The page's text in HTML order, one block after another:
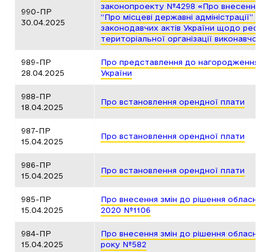
990-ПР
30.04.2025
законопроекту №4298 «Про внесення
“Про місцеві державні адміністрації”
законодавчих актів України щодо
територіальної організації виконавчої
989-ПР
28.04.2025
Про представлення до нагородження
України
988-ПР
18.04.2025
Про встановлення орендної плати
987-ПР
15.04.2025
Про встановлення орендної плати
986-ПР
15.04.2025
Про встановлення орендної плати
985-ПР
15.04.2025
Про внесення змін до рішення обласної
2020 №1106
984-ПР
15.04.2025
Про внесення змін до рішення обласної
року №582